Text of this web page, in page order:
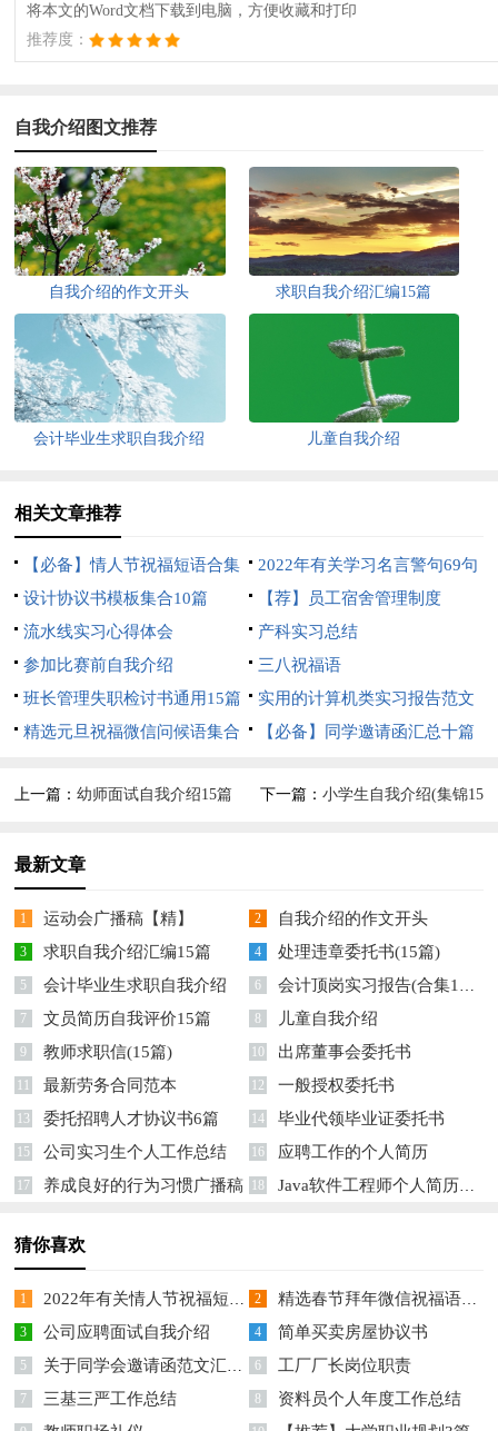
将本文的Word文档下载到电脑，方便收藏和打印
推荐度：
自我介绍图文推荐
自我介绍的作文开头 求职自我介绍汇编15篇
会计毕业生求职自我介绍 儿童自我介绍
相关文章推荐
【必备】情人节祝福短语合集
87条
2022年有关学习名言警句69句
设计协议书模板集合10篇
【荐】员工宿舍管理制度
流水线实习心得体会
产科实习总结
参加比赛前自我介绍
三八祝福语
班长管理失职检讨书通用15篇
实用的计算机类实习报告范文
汇总六篇
精选元旦祝福微信问候语集合
【必备】同学邀请函汇总十篇
上一篇：幼师面试自我介绍15篇 下一篇： 小学生自我介绍(集锦15
最新文章
1 运动会广播稿【精】 2 自我介绍的作文开头
3 求职自我介绍汇编15篇 4 处理违章委托书(15篇)
5 会计毕业生求职自我介绍 6 会计顶岗实习报告(合集15篇)
7 文员简历自我评价15篇 8 儿童自我介绍
9 教师求职信(15篇) 10 出席董事会委托书
11 最新劳务合同范本 12 一般授权委托书
13 委托招聘人才协议书6篇 14 毕业代领毕业证委托书
15 公司实习生个人工作总结 16 应聘工作的个人简历
17 养成良好的行为习惯广播稿 18 Java软件工程师个人简历8篇
猜你喜欢
1 2022年有关情人节祝福短语集合50条 2 精选春节拜年微信祝福语28句
3 公司应聘面试自我介绍 4 简单买卖房屋协议书
5 关于同学会邀请函范文汇编七篇 6 工厂厂长岗位职责
7 三基三严工作总结 8 资料员个人年度工作总结